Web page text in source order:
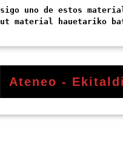
uno de estos
material hauetariko
Ateneo -